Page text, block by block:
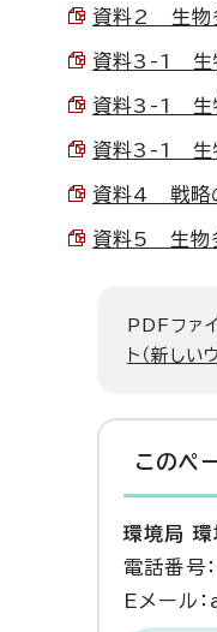
資料2 生物
資料3-1 生
資料3-1 生
資料3-1 生
資料4 戦略
資料5 生物
PDFファ
ト（新しい
このペ
環境局 環
電話番
Eメー